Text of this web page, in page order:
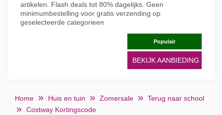
artikelen. Flash deals tot 80% dagelijks. Geen
minimumbestelling voor gratis verzending op
geselecteerde categorieen
Populair
BEKIJK AANBIEDING
Home Huis en tuin Zomersale
Terug naar school
Costway Kortingscode